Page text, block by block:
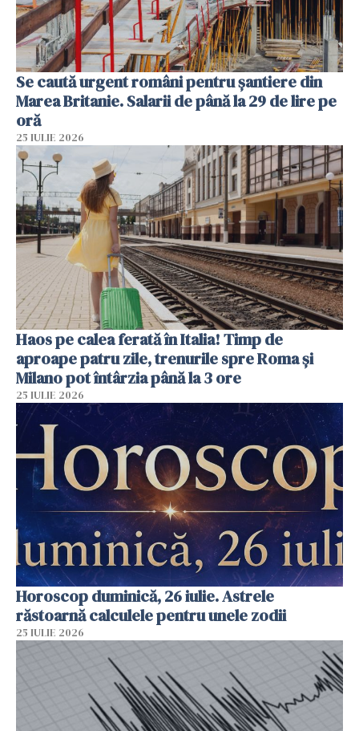
Se caută urgent români pentru șantiere din
Marea Britanie. Salarii de până la 29 de lire pe
oră
25 IULIE 2026
Haos pe calea ferată în Italia! Timp de
aproape patru zile, trenurile spre Roma și
Milano pot întârzia până la 3 ore
25 IULIE 2026
Horoscop duminică, 26 iulie. Astrele
răstoarnă calculele pentru unele zodii
25 IULIE 2026